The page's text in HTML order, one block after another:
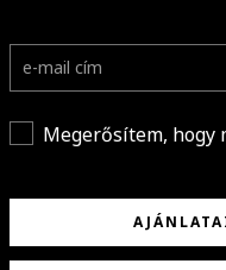
Megerősítem, hogy